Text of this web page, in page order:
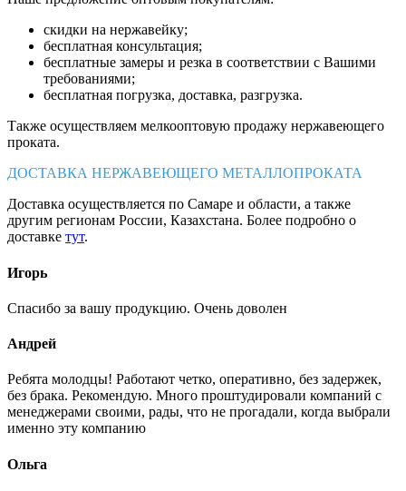
скидки на нержавейку;
бесплатная консультация;
бесплатные замеры и резка в соответствии с Вашими
требованиями;
бесплатная погрузка, доставка, разгрузка.
Также осуществляем мелкооптовую продажу нержавеющего
проката.
ДОСТАВКА НЕРЖАВЕЮЩЕГО МЕТАЛЛОПРОКАТА
Доставка осуществляется по Самаре и области, а также
другим регионам России, Казахстана. Более подробно о
доставке тут.
Игорь
Спасибо за вашу продукцию. Очень доволен
Андрей
Ребята молодцы! Работают четко, оперативно, без задержек,
без брака. Рекомендую. Много проштудировали компаний с
менеджерами своими, рады, что не прогадали, когда выбрали
именно эту компанию
Ольга